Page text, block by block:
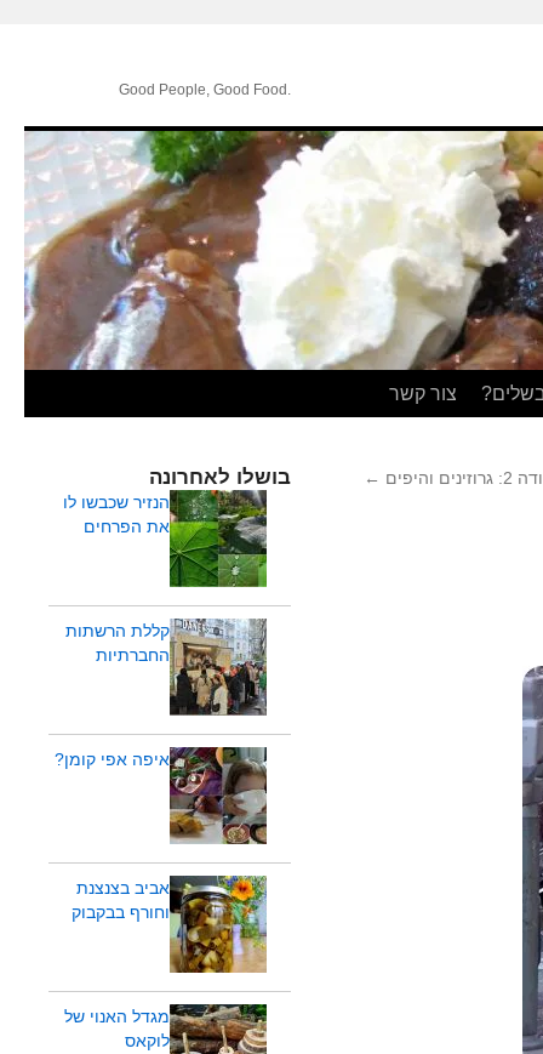
.Good People, Good Food
צור קשר
והיפים ← בושלו לאחרונה
הנזיר שכבשו לו
את הפרחים
קללת הרשתות
החברתיות
איפה אפי קומן?
אביב בצנצנת
וחורף בבקבוק
מגדל האנוי של
לוקאס